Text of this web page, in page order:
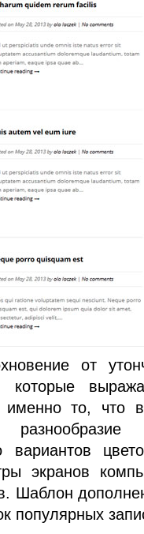
от
которые
именно то, что
разнообразие
вариантов
экранов
Шаблон
популярных